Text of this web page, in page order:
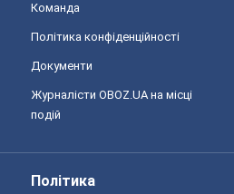
Команда
Політика конфіденційності
Документи
Журналісти OBOZ.UA на місці
подій
Політика